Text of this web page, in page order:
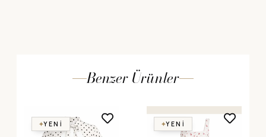
Benzer Ürünler
YENI YENI